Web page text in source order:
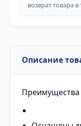
возврат товара
Описание
Преимущества